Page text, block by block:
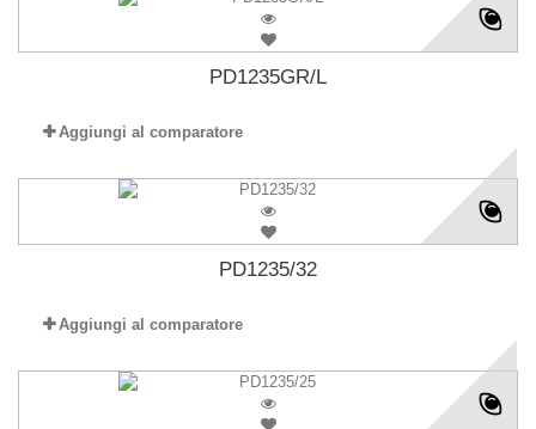
PD1235GR/L
Aggiungi al comparatore
PD1235/32
Aggiungi al comparatore